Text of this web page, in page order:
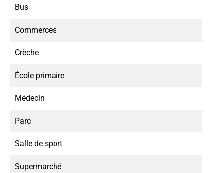
Bus
Commerces
Crèche
École primaire
Médecin
Parc
Salle de sport
Supermarché